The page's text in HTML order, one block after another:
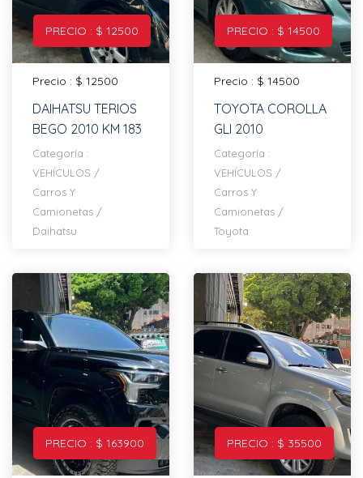
PRECIO : $ 12500
Precio : $ 12500
DAIHATSU TERIOS
BEGO 2010 KM 183
Categoría :
VEHÍCULOS /
Carros Y
Camionetas /
Daihatsu
PRECIO : $ 14500
Precio : $ 14500
TOYOTA COROLLA
GLI 2010
Categoría :
VEHÍCULOS /
Carros Y
Camionetas /
Toyota
PRECIO : $ 163900 PRECIO : $ 35500